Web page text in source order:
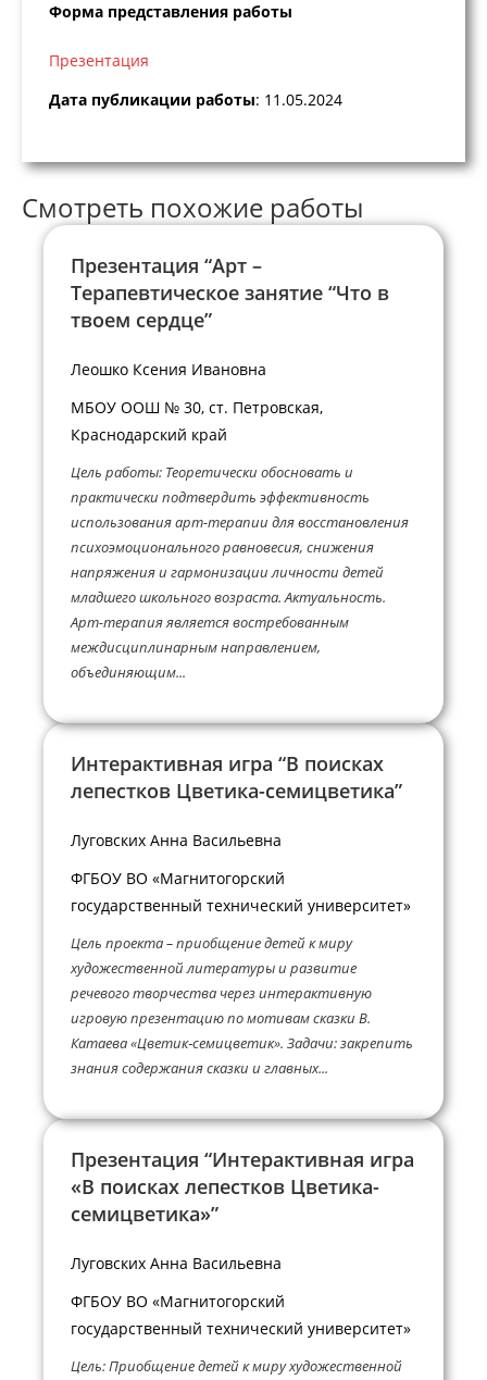
Форма представления работы
Презентация
Дата публикации работы: 11.05.2024
Смотреть похожие работы
Презентация “Арт –
Терапевтическое занятие “Что в
твоем сердце”
Леошко Ксения Ивановна
МБОУ ООШ № 30, ст. Петровская,
Краснодарский край
Цель работы: Теоретически обосновать и
практически подтвердить эффективность
использования арт-терапии для восстановления
психоэмоционального равновесия, снижения
напряжения и гармонизации личности детей
младшего школьного возраста. Актуальность.
Арт-терапия является востребованным
междисциплинарным направлением,
объединяющим...
Интерактивная игра “В поисках
лепестков Цветика-семицветика”
Луговских Анна Васильевна
ФГБОУ ВО «Магнитогорский
государственный технический университет»
Цель проекта – приобщение детей к миру
художественной литературы и развитие
речевого творчества через интерактивную
игровую презентацию по мотивам сказки В.
Катаева «Цветик‑семицветик». Задачи: закрепить
знания содержания сказки и главных...
Презентация “Интерактивная игра
«В поисках лепестков Цветика-
семицветика»”
Луговских Анна Васильевна
ФГБОУ ВО «Магнитогорский
государственный технический университет»
Цель: Приобщение детей к миру художественной